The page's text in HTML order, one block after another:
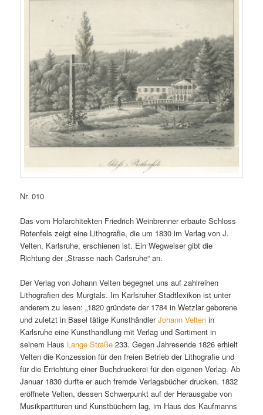
Nr. 010
Das vom Hofarchitekten Friedrich Weinbrenner erbaute Schloss
Rotenfels zeigt eine Lithografie, die um 1830 im Verlag von J.
Velten, Karlsruhe, erschienen ist. Ein Wegweiser gibt die
Richtung der „Strasse nach Carlsruhe“ an.
Der Verlag von Johann Velten begegnet uns auf zahlreihen
Lithografien des Murgtals. Im Karlsruher Stadtlexikon ist unter
anderem zu lesen: „1820 gründete der 1784 in Wetzlar geborene
und zuletzt in Basel tätige KunsthändlerJohann Velten in
Karlsruhe eine Kunsthandlung mit Verlag und Sortiment in
seinem Haus Lange Straße 233. Gegen Jahresende 1826 erhielt
Velten die Konzession für den freien Betrieb der Lithografie und
für die Errichtung einer Buchdruckerei für den eigenen Verlag. Ab
Januar 1830 durfte er auch fremde Verlagsbücher drucken. 1832
eröffnete Velten, dessen Schwerpunkt auf der Herausgabe von
Musikpartituren und Kunstbüchern lag, im Haus des Kaufmanns